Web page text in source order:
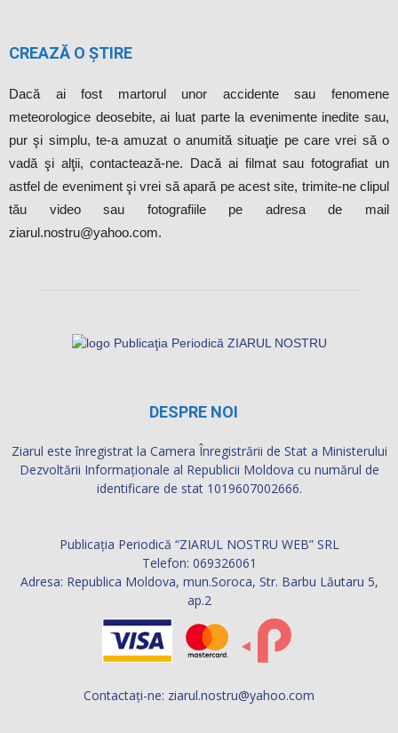
CREAZĂ O ȘTIRE
Dacă ai fost martorul unor accidente sau fenomene
meteorologice deosebite, ai luat parte la evenimente inedite sau,
pur şi simplu, te-a amuzat o anumită situaţie pe care vrei să o
vadă şi alţii, contactează-ne. Dacă ai filmat sau fotografiat un
astfel de eveniment şi vrei să apară pe acest site, trimite-ne clipul
tău video sau fotografiile pe adresa de mail
ziarul.nostru@yahoo.com.
DESPRE NOI
Ziarul este înregistrat la Camera Înregistrării de Stat a Ministerului
Dezvoltării Informaţionale al Republicii Moldova cu numărul de
identificare de stat 1019607002666.
Publicația Periodică “ZIARUL NOSTRU WEB” SRL
Telefon: 069326061
Adresa: Republica Moldova, mun.Soroca, Str. Barbu Lăutaru 5,
ap.2
Contactați-ne: ziarul.nostru@yahoo.com